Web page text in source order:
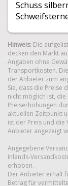
Schuss
Hinweis: Die
decken den Markt
Angaben ohne
Transportkosten.
der Anbieter zum
Sie, dass die Preise
nicht möglich ist,
Preiserhöhungen
aktuellen Zeitpunkt
ist der Preis und die
Anbieter angezeigt
Angegebene
Inlands-
erhoben.
Der Anbieter erhält
Betrag für